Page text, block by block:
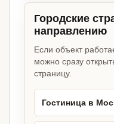
Городские
направлению
Если объект
можно сразу
страницу.
Гостиница в